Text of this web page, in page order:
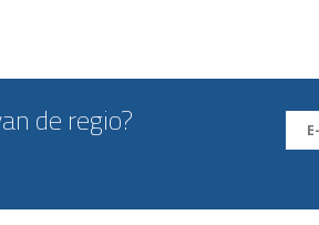
de regio?